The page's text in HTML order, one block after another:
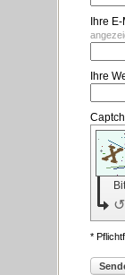
Ihre
Ihre
↺
*